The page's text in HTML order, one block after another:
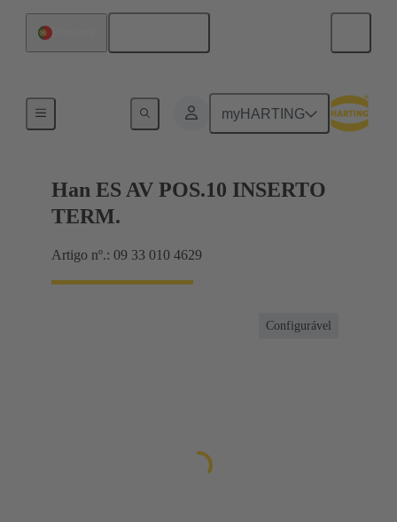
myHARTING
Terminal block connector
Han ES AV POS.10 INSERTO
TERM.
Artigo nº.: 09 33 010 4629
Configurável